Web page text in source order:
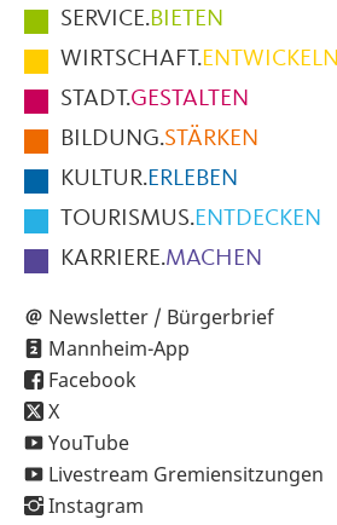
Hauptmenüpunkte
im
Fußbereich
der
Seite
SERVICE.BIETEN
WIRTSCHAFT.ENTWICKELN
STADT.GESTALTEN
BILDUNG.STÄRKEN
KULTUR.ERLEBEN
TOURISMUS.ENTDECKEN
KARRIERE.MACHEN
Newsletter / Bürgerbrief
Mannheim-App
Facebook
X
YouTube
Livestream Gremiensitzungen
Instagram